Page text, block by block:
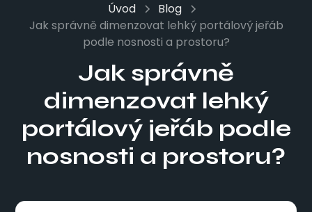
Úvod
Blog
Jak správně dimenzovat lehký portálový jeřáb
podle nosnosti a prostoru?
Jak správně
dimenzovat lehký
portálový jeřáb podle
nosnosti a prostoru?